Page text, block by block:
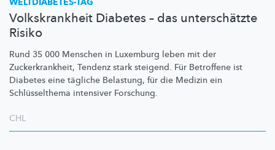
WELTDIABETES-TAG
Volkskrankheit Diabetes – das unterschätzte
Risiko
Rund 35 000 Menschen in Luxemburg leben mit der
Zuckerkrankheit, Tendenz stark steigend. Für Betroffene ist
Diabetes eine tägliche Belastung, für die Medizin ein
Schlüsselthema intensiver Forschung.
CHL